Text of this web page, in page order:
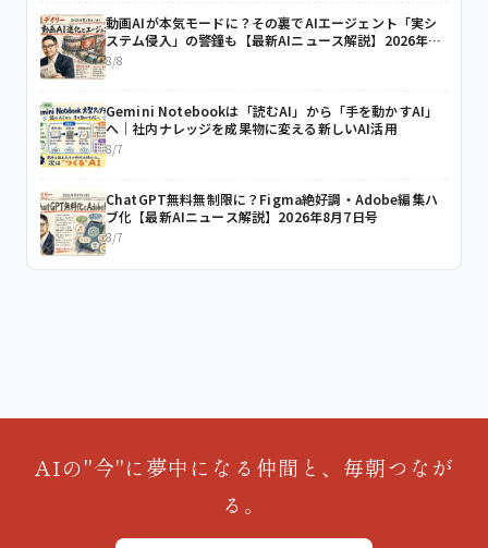
動画AIが本気モードに？その裏でAIエージェント「実シ
ステム侵入」の警鐘も【最新AIニュース解説】2026年8
月8日号
8/8
Gemini Notebookは「読むAI」から「手を動かすAI」
へ｜社内ナレッジを成果物に変える新しいAI活用
8/7
ChatGPT無料無制限に？Figma絶好調・Adobe編集ハ
ブ化【最新AIニュース解説】2026年8月7日号
8/7
AIの"今"に夢中になる仲間と、毎朝つなが
る。